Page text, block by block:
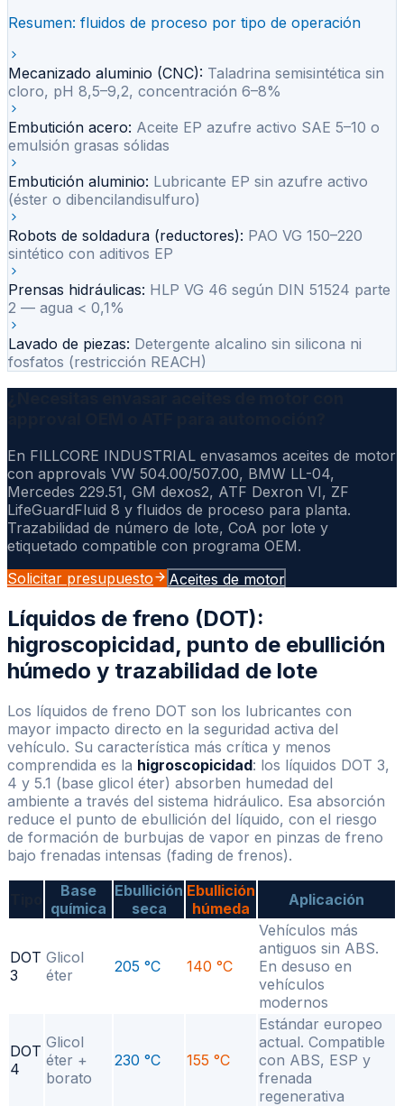
Resumen: fluidos de proceso por tipo de operación
Mecanizado aluminio (CNC): Taladrina semisintética sin
cloro, pH 8,5–9,2, concentración 6–8%
Embutición acero: Aceite EP azufre activo SAE 5–10 o
emulsión grasas sólidas
Embutición aluminio: Lubricante EP sin azufre activo
(éster o dibencilandisulfuro)
Robots de soldadura (reductores): PAO VG 150–220
sintético con aditivos EP
Prensas hidráulicas: HLP VG 46 según DIN 51524 parte
2 — agua < 0,1%
Lavado de piezas: Detergente alcalino sin silicona ni
fosfatos (restricción REACH)
En FILLCORE INDUSTRIAL envasamos aceites de motor
con approvals VW 504.00/507.00, BMW LL-04,
Mercedes 229.51, GM dexos2, ATF Dexron VI, ZF
LifeGuardFluid 8 y fluidos de proceso para planta.
Trazabilidad de número de lote, CoA por lote y
etiquetado compatible con programa OEM.
Solicitar presupuesto
Aceites de motor
Líquidos de freno (DOT):
higroscopicidad, punto de ebullición
húmedo y trazabilidad de lote
Los líquidos de freno DOT son los lubricantes con
mayor impacto directo en la seguridad activa del
vehículo. Su característica más crítica y menos
comprendida es la higroscopicidad: los líquidos DOT 3,
4 y 5.1 (base glicol éter) absorben humedad del
ambiente a través del sistema hidráulico. Esa absorción
reduce el punto de ebullición del líquido, con el riesgo
de formación de burbujas de vapor en pinzas de freno
bajo frenadas intensas (fading de frenos).
Base
química
Ebullición
seca
Ebullición
húmeda
Aplicación
DOT
3
Glicol
éter
205 °C 140 °C
Vehículos más
antiguos sin ABS.
En desuso en
vehículos
modernos
DOT
4
Glicol
éter +
borato
230 °C 155 °C
Estándar europeo
actual. Compatible
con ABS, ESP y
frenada
regenerativa